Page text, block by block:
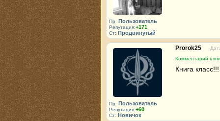
Пр: Пользователь
Репутация:+171
Ст: Продвинутый
Пр: Пользователь
Репутация:+60
Ст: Новичок
Prorok25
Комментарий к
Книга